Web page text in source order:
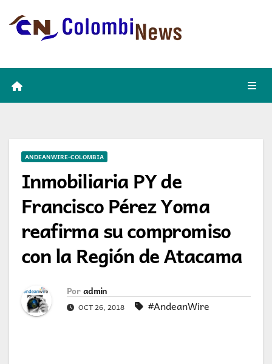
ANDEANWIRE-COLOMBIA
Inmobiliaria PY de
Francisco Pérez Yoma
reafirma su compromiso
con la Región de Atacama
Por admin
OCT 26, 2018 #AndeanWire